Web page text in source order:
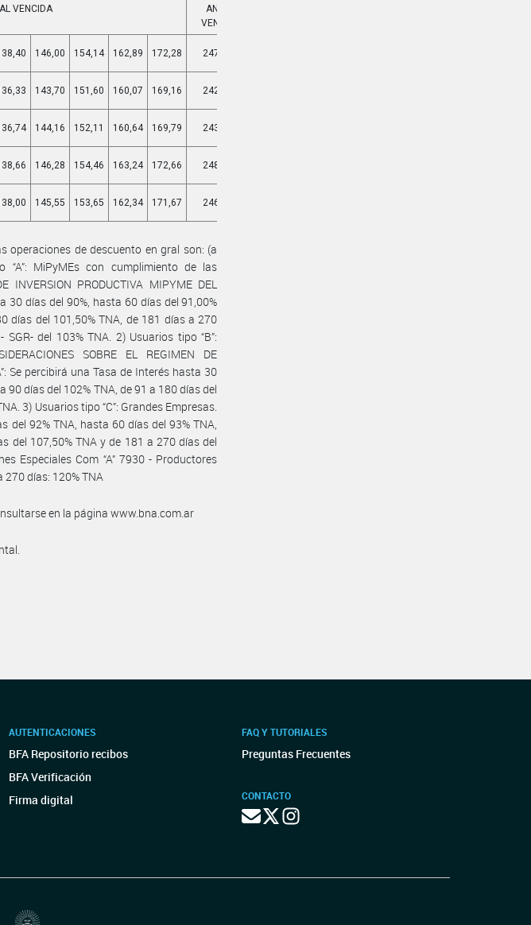
VENCIDA
ANUAL
VENCIDA
146,00 154,14 162,89 172,28 247,99%
143,70 151,60 160,07 169,16 242,15%
144,16 152,11 160,64 169,79 243,32%
146,28 154,46 163,24 172,66 248,72%
145,55 153,65 162,34 171,67 246,85%
operaciones de descuento en gral son: (a
MiPyMEs con cumplimiento de las
INVERSION PRODUCTIVA MIPYME DEL
30 días del 90%, hasta 60 días del 91,00%
días del 101,50% TNA, de 181 días a 270
del 103% TNA. 2) Usuarios tipo “B”:
SOBRE EL REGIMEN DE
Se percibirá una Tasa de Interés hasta 30
90 días del 102% TNA, de 91 a 180 días del
3) Usuarios tipo “C”: Grandes Empresas.
del 92% TNA, hasta 60 días del 93% TNA,
del 107,50% TNA y de 181 a 270 días del
Especiales Com “A” 7930 - Productores
270 días: 120% TNA
en la página www.bna.com.ar
AUTENTICACIONES
BFA Repositorio recibos
BFA Verificación
Firma digital
FAQ Y TUTORIALES
Preguntas Frecuentes
CONTACTO